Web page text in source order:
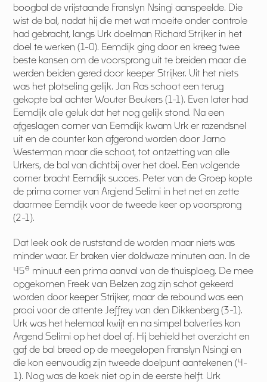
boogbal de vrijstaande Franslyn Nsingi aanspeelde. Die
wist de bal, nadat hij die met wat moeite onder controle
had gebracht, langs Urk doelman Richard Strijker in het
doel te werken (1-0). Eemdijk ging door en kreeg twee
beste kansen om de voorsprong uit te breiden maar die
werden beiden gered door keeper Strijker. Uit het niets
was het plotseling gelijk. Jan Ras schoot een terug
gekopte bal achter Wouter Beukers (1-1). Even later had
Eemdijk alle geluk dat het nog gelijk stond. Na een
afgeslagen corner van Eemdijk kwam Urk er razendsnel
uit en de counter kon afgerond worden door Jarno
Westerman maar die schoot, tot ontzetting van alle
Urkers, de bal van dichtbij over het doel. Een volgende
corner bracht Eemdijk succes. Peter van de Groep kopte
de prima corner van Argjend Selimi in het net en zette
daarmee Eemdijk voor de tweede keer op voorsprong
(2-1).
Dat leek ook de ruststand de worden maar niets was
minder waar. Er braken vier doldwaze minuten aan. In de
45e minuut een prima aanval van de thuisploeg. De mee
opgekomen Freek van Belzen zag zijn schot gekeerd
worden door keeper Strijker, maar de rebound was een
prooi voor de attente Jeffrey van den Dikkenberg (3-1).
Urk was het helemaal kwijt en na simpel balverlies kon
Argend Selimi op het doel af. Hij behield het overzicht en
gaf de bal breed op de meegelopen Franslyn Nsingi en
die kon eenvoudig zijn tweede doelpunt aantekenen (4-
1). Nog was de koek niet op in de eerste helft. Urk